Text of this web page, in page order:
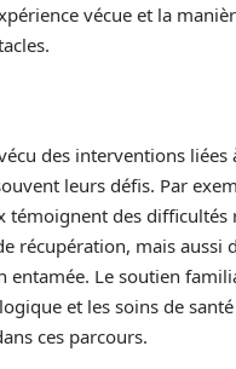
vécue et la
des interventions liées
leurs défis. Par
témoignent des difficultés
récupération, mais aussi
entamée. Le soutien
et les soins de
ces parcours.